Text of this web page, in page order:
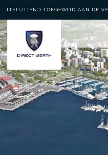
UITSLUITEND TOEGEWIJD AAN DE